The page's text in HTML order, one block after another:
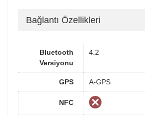
Bağlantı Özellikleri
Bluetooth
Versiyonu
4.2
GPS A-GPS
NFC